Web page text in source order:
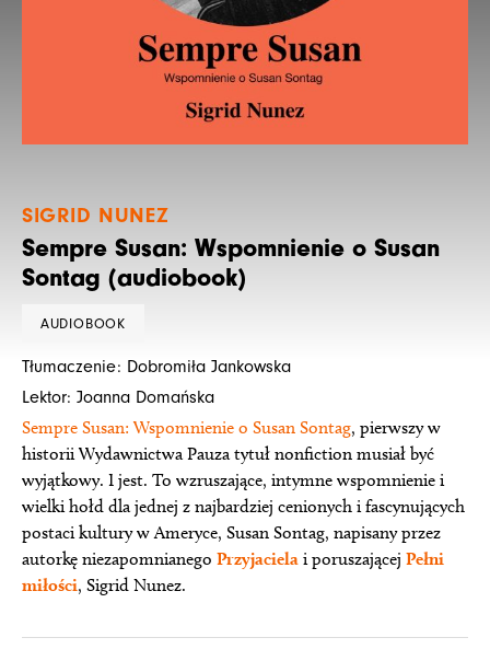
SIGRID NUNEZ
Sempre Susan: Wspomnienie o Susan
Sontag (audiobook)
AUDIOBOOK
Tłumaczenie: Dobromiła Jankowska
Lektor: Joanna Domańska
Sempre Susan: Wspomnienie o Susan Sontag, pierwszy w
historii Wydawnictwa Pauza tytuł nonfiction musiał być
wyjątkowy. I jest. To wzruszające, intymne wspomnienie i
wielki hołd dla jednej z najbardziej cenionych i fascynujących
postaci kultury w Ameryce, Susan Sontag, napisany przez
autorkę niezapomnianego Przyjaciela i poruszającej Pełni
miłości, Sigrid Nunez.